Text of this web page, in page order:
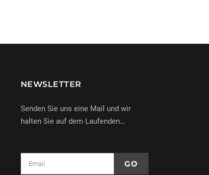
NEWSLETTER
Senden Sie uns eine Mail und wir
halten Sie auf dem Laufenden…